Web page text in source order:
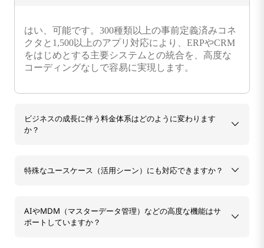
はい、可能です。300種類以上の事前定義済みコネ
クタと1,500以上のアプリ対応により、ERPやCRM
をはじめとする主要システムとの統合を、高度な
コーディングなしで容易に実現します。
ビジネスの成長に伴う料金体系はどのように変わります
か？
特殊なユースケース（活用シーン）にも対応できますか？
AIやMDM（マスターデータ管理）などの高度な機能はサ
ポートしていますか？